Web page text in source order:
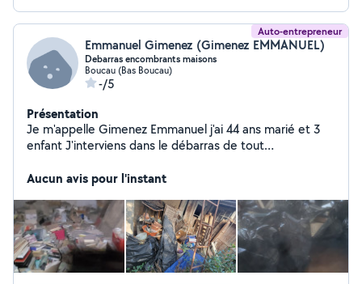
Auto-entrepreneur
Emmanuel Gimenez (Gimenez EMMANUEL)
Debarras encombrants maisons
Boucau (Bas Boucau)
-/5
Présentation
Je m'appelle Gimenez Emmanuel j'ai 44 ans marié et 3
enfant J'interviens dans le débarras de tout
, objets en tous genre (bibelots ) .... Papiers , archives ,
2018 Possibilité de rachat du contenu sur certains
objets Déplacement et devis gratuit Mise en
déchetterie Coup de balai apres l'intervention,
possibilité de nettoyage intégral. Réactif et travail
sérieux.
Aucun avis pour l'instant